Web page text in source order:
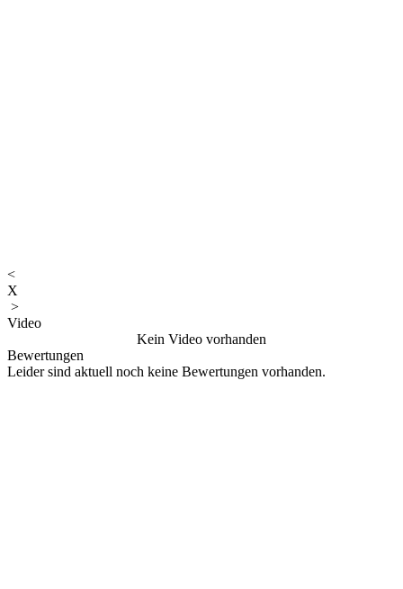
<
X
>
Video
Kein Video vorhanden
Bewertungen
Leider sind aktuell noch keine Bewertungen vorhanden.